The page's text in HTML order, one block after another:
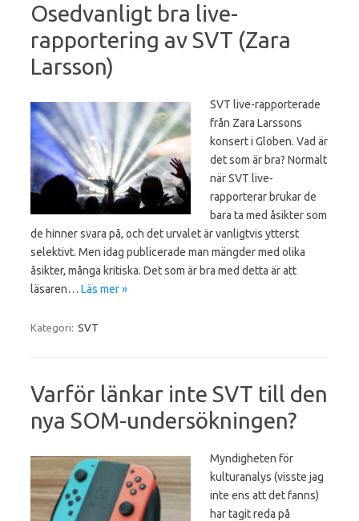
Osedvanligt bra live-
rapportering av SVT (Zara
Larsson)
SVT live-rapporterade
från Zara Larssons
konsert i Globen. Vad är
det som är bra? Normalt
när SVT live-
rapporterar brukar de
bara ta med åsikter som
de hinner svara på, och det urvalet är vanligtvis ytterst
selektivt. Men idag publicerade man mängder med olika
åsikter, många kritiska. Det som är bra med detta är att
läsaren… Läs mer »
Kategori: SVT
Varför länkar inte SVT till den
nya SOM-undersökningen?
Myndigheten för
kulturanalys (visste jag
inte ens att det fanns)
har tagit reda på